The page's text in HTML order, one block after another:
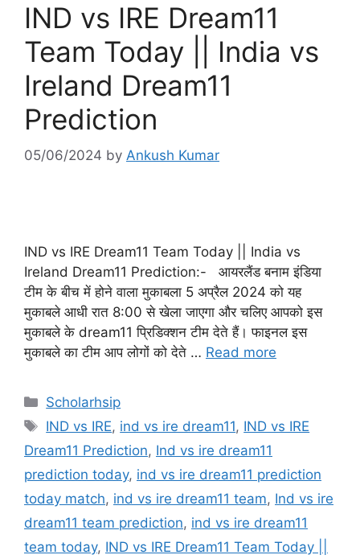
IND vs IRE Dream11
Team Today || India vs
Ireland Dream11
Prediction
05/06/2024 by Ankush Kumar
IND vs IRE Dream11 Team Today || India vs
Ireland Dream11 Prediction:- आयरलैंड बनाम इंडिया
टीम के बीच में होने वाला मुकाबला 5 अप्रैल 2024 को यह
मुकाबले आधी रात 8:00 से खेला जाएगा और चलिए आपको इस
मुकाबले के dream11 प्रिडिक्शन टीम देते हैं। फाइनल इस
मुकाबले का टीम आप लोगों को देते … Read more
Categories
Scholarhsip
Tags
IND vs IRE, ind vs ire dream11, IND vs IRE
Dream11 Prediction, Ind vs ire dream11
prediction today, ind vs ire dream11 prediction
today match, ind vs ire dream11 team, Ind vs ire
dream11 team prediction, ind vs ire dream11
team today, IND vs IRE Dream11 Team Today ||